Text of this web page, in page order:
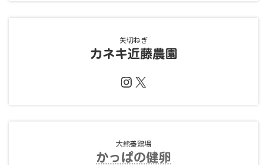
矢切ねぎ
カネキ近藤農園
Instagram
X
大熊養鶏場
かっぱの健卵